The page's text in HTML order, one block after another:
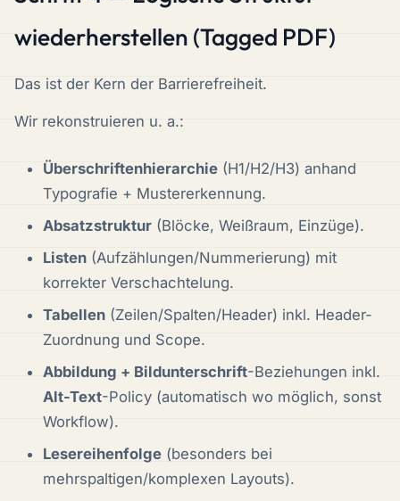
wiederherstellen (Tagged PDF)
Das ist der Kern der Barrierefreiheit.
Wir rekonstruieren u. a.:
Überschriftenhierarchie (H1/H2/H3) anhand
Typografie + Mustererkennung.
Absatzstruktur (Blöcke, Weißraum, Einzüge).
Listen (Aufzählungen/Nummerierung) mit
korrekter Verschachtelung.
Tabellen (Zeilen/Spalten/Header) inkl. Header-
Zuordnung und Scope.
Abbildung + Bildunterschrift-Beziehungen inkl.
Alt-Text-Policy (automatisch wo möglich, sonst
Workflow).
Lesereihenfolge (besonders bei
mehrspaltigen/komplexen Layouts).